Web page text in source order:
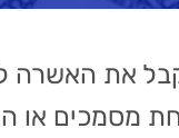
מסמכים או